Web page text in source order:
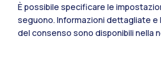
Lecco
Mantova
È possibile specificare le
seguono. Informazioni dettagliate e
del consenso sono disponibili nella